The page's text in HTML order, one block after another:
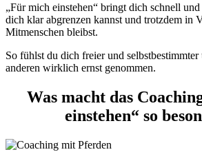
„Für mich einstehen“ bringt dich schnell
dich klar abgrenzen kannst und trotzdem in
Mitmenschen bleibst.
So fühlst du dich freier und
anderen wirklich ernst genommen.
Was macht das
einstehen“ so